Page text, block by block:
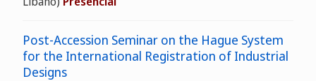
Post-Accession Seminar on the Hague System
for the International Registration of Industrial
Designs